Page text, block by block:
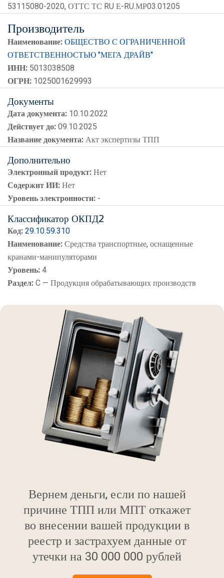
53115080-2020, ОТТС ТС RU Е-RU.МР03.01205
Производитель
Наименование:ОБЩЕСТВО С ОГРАНИЧЕННОЙ
ОТВЕТСТВЕННОСТЬЮ "МЕГА ДРАЙВ"
ИНН: 5013038508
ОГРН: 1025001629993
Документы
Дата документа: 10.10.2022
Действует до:09.10.2025
Название документа:Акт экспертизы ТПП
Дополнительно
Электронный продукт:Нет
Содержит ИИ:Нет
Уровень электронности: -
Классификатор ОКПД2
Код:29.10.59.310
Наименование:Средства транспортные, оснащенные
кранами-манипуляторами
Уровень:4
Раздел:C — Продукция обрабатывающих производств
Вернем деньги, если по нашей
причине ТПП или МПТ откажет
во внесении вашей продукции в
реестр и застрахуем данные от
утечки на 30 000 000 рублей